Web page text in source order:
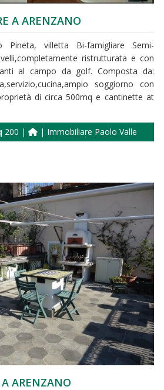
A ARENZANO
Pineta, villetta Bi-famigliare Semi-
ristrutturata e con
al campo da golf. Composta da:
soggiorno con
di circa 500mq e cantinette at
200 | | Immobiliare Paolo Valle
ARENZANO